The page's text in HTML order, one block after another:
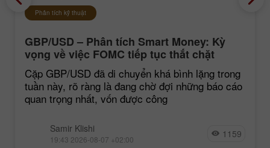
Phân tích kỹ thuật
GBP/USD – Phân tích Smart Money: Kỳ
vọng về việc FOMC tiếp tục thắt chặt
chính sách vẫn ở mức thấp
Cặp GBP/USD đã di chuyển khá bình lặng trong
tuần này, rõ ràng là đang chờ đợi những báo cáo
quan trọng nhất, vốn được công
Samir Klishi
19:43 2026-08-07 +02:00 1159